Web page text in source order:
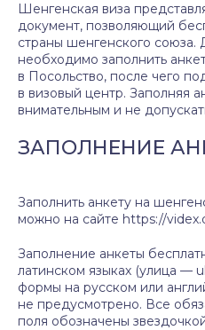
Шенгенская виза
документ, позволяющий
страны шенгенского союза.
необходимо заполнить
в Посольство, после чего
в визовый центр. Заполняя
внимательным и не
ЗАПОЛНЕНИЕ
Заполнить анкету на
можно на сайте https://
Заполнение анкеты
латинском языках (улица —
формы на русском или
не предусмотрено. Все
поля обозначены